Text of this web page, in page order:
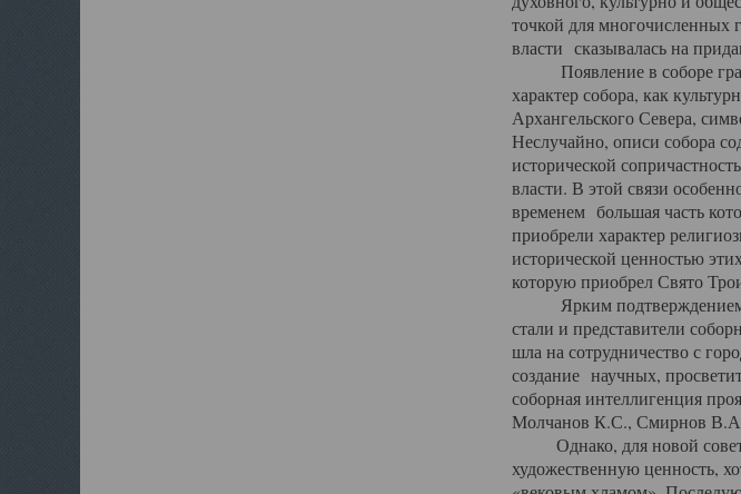
точкой для многочисленных
власти сказывалась на
Появление в соборе
характер собора, как
Архангельского Севера,
Неслучайно, описи собора
исторической
власти. В этой связи
временем большая часть
приобрели характер
исторической ценностью
которую приобрел Свято
Ярким подтверждением
стали и представители
шла на сотрудничество с
создание научных,
соборная интеллигенция
Молчанов К.С., Смирнов
Однако, для новой
художественную ценность,